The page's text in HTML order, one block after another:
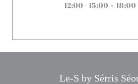
12:00 - 15:00 • 18:00
Le-S by Sérris